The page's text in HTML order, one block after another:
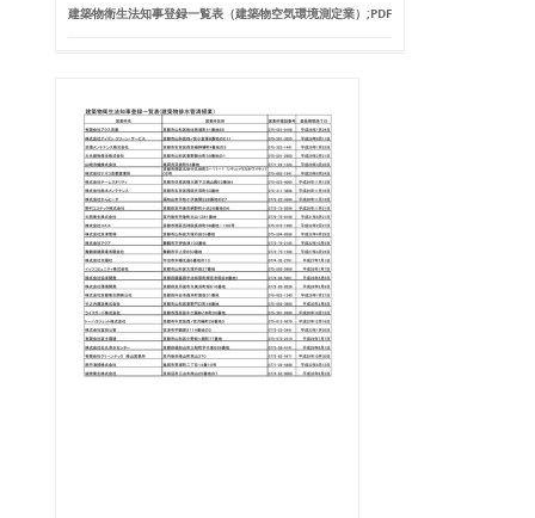
建築物衛生法知事登録一覧表（建築物空気環境測定業）;PDF